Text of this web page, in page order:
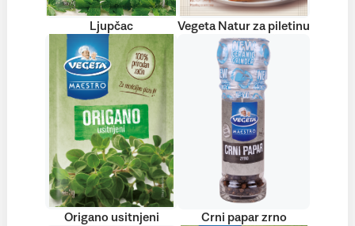
Ljupčac Vegeta Natur za piletinu
Origano usitnjeni Crni papar zrno